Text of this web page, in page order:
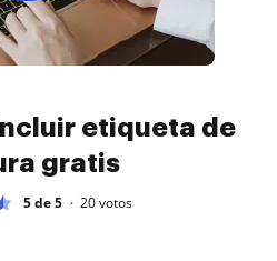
etiqueta de
gratis
5 de 5 20votos